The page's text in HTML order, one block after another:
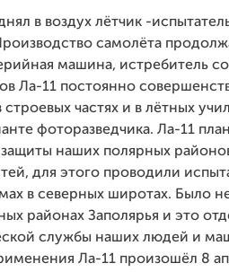
в воздух лётчик -
самолёта
машина, истребитель
Ла-11 постоянно
строевых частях и в лётных
фоторазведчика. Ла-11
защиты наших полярных
для этого проводили
в северных широтах. Было
районах Заполярья и это
службы наших людей и
Ла-11 произошёл 8